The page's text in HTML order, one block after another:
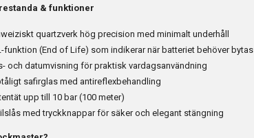
& funktioner
quartzverk hög precision med minimalt underhåll
funktion (End of Life) som indikerar när batteriet behöver bytas
och datumvisning för praktisk vardagsanvändning
safirglas med antireflexbehandling
upp till 10 bar (100 meter)
med tryckknappar för säker och elegant stängning